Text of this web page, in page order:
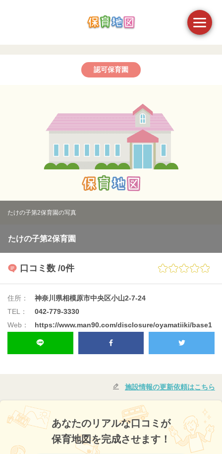
認可保育園
たけの子第2保育園の写真
たけの子第2保育園
口コミ数 /0件
住所：
神奈川県相模原市中央区小山2-7-24
TEL：
042-779-3330
Web：
https://www.man90.com/disclosure/oyamatiiki/base1
施設情報の更新依頼はこちら
あなたのリアルな口コミが
保育地図を完成させます！